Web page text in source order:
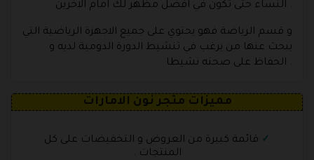
النساء حتى تكون في افضل مظهر لك امام الاخرين .
و قسم الرياضة فهو يحتوي على جميع الاجهزة الرياضية التي
يبحث عنها من يرغب في تنشيط الدورة الدومية لديه و
الحفاظ على صحته نشيطا .
مميزات متجر نون الامارات
قائمة كبيرة من العروض و التخفيضات على كل
المنتجات .